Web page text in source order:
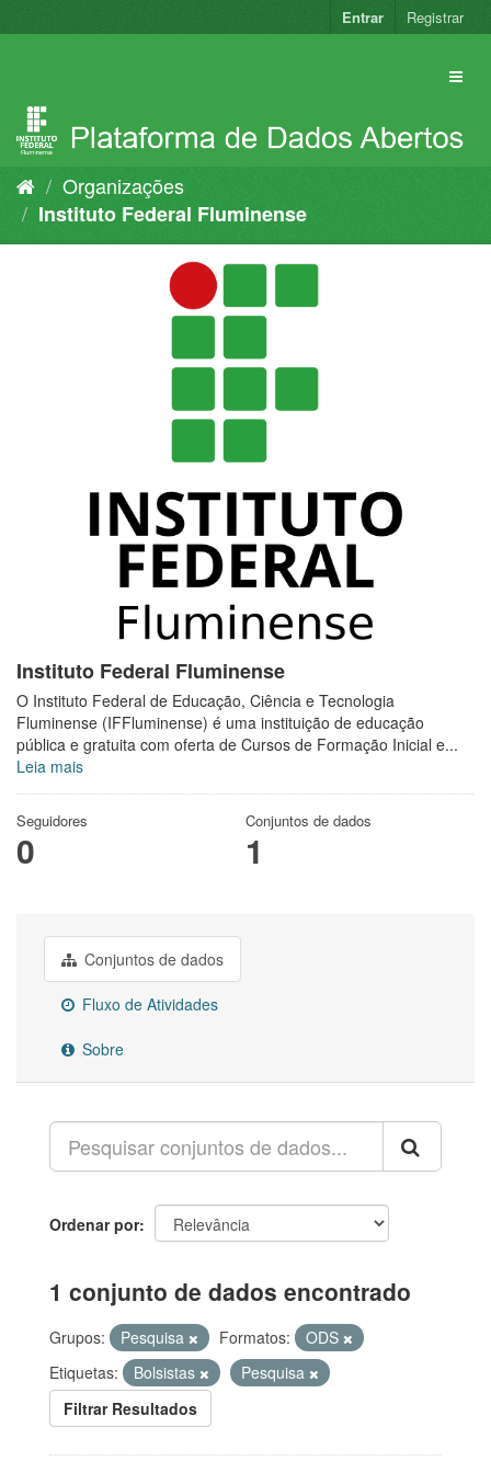
para
Entrar Registrar
Organizações
Instituto Federal Fluminense
Instituto Federal Fluminense
O Instituto Federal de Educação, Ciência e Tecnologia
Fluminense (IFFluminense) é uma instituição de educação
pública e gratuita com oferta de Cursos de Formação Inicial e...
Leia mais
Seguidores
0
Conjuntos de dados
1
Conjuntos de dados
Fluxo de Atividades
Sobre
Ordenar por
1 conjunto de dados encontrado
Grupos: Pesquisa Formatos:
ODS
Etiquetas:
Bolsistas
Pesquisa
Filtrar Resultados